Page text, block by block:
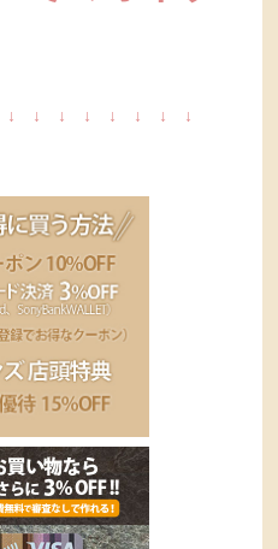
↓ ↓ ↓ ↓ ↓ ↓ ↓
↓